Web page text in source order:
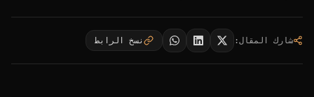
شارك المقال: نسخ الرابط